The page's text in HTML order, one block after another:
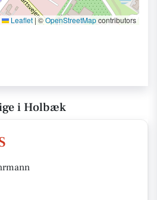
Leaflet |©OpenStreetMapcontributors
i Holbæk